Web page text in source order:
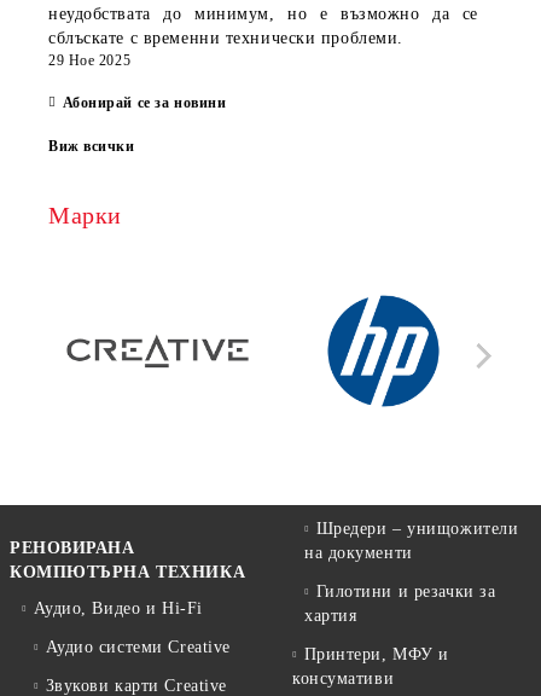
неудобствата до минимум, но е възможно да се
сблъскате с временни технически проблеми.
29 Ное 2025
Абонирай се за новини
Виж всички
Марки
РЕНОВИРАНА
КОМПЮТЪРНА ТЕХНИКА
Аудио, Видео и Hi-Fi
Аудио системи Creative
Звукови карти Creative
Шредери – унищожители
на документи
Гилотини и резачки за
хартия
Принтери, МФУ и
консумативи